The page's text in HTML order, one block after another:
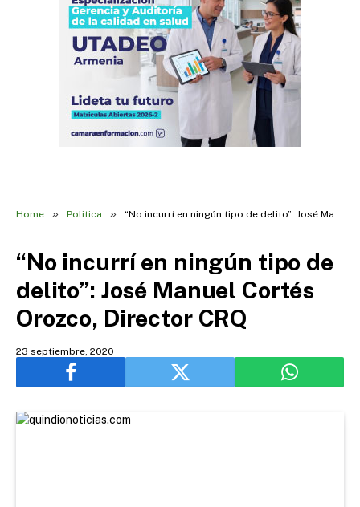
Home » Politica » “No incurrí en ningún tipo de delito”: José Manuel Cortés Orozco, Director CRQ
“No incurrí en ningún tipo de
delito”: José Manuel Cortés
Orozco, Director CRQ
23 septiembre, 2020